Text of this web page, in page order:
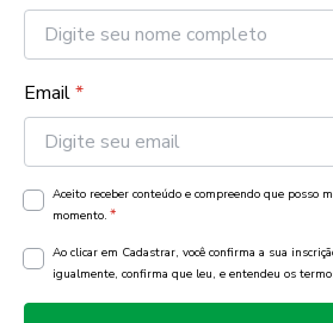
Email*
Aceito receber conteúdo e compreendo que posso
momento. *
Ao clicar em Cadastrar, você confirma a sua
igualmente, confirma que leu, e entendeu os